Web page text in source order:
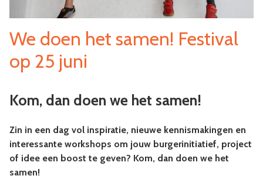
We doen het samen! Festival
op 25 juni
Kom, dan doen we het samen!
Zin in een dag vol inspiratie, nieuwe kennismakingen en
interessante workshops om jouw burgerinitiatief, project
of idee een boost te geven? Kom, dan doen we het
samen!